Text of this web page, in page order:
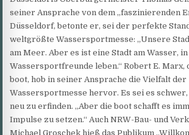
seiner Ansprache von dem „faszinierenden
Düsseldorf, betonte er, sei der perfekte
weltgrößte Wassersportmesse: „Unsere
am Meer. Aber es ist eine Stadt am Wasser,
Wassersportfreunde leben.“ Robert E. Marx,
boot, hob in seiner Ansprache die Vielfalt der
Wassersportmesse hervor. Es sei es
neu zu erfinden. „Aber die boot schafft es
Impulse zu setzen.“ Auch NRW-Bau- und
Michael Groschek hieß das Publikum